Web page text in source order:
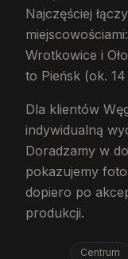
Najczęściej
Wrotkowice i
to Pieńsk (ok.
Dla klientów
indywidualną
Doradzamy w
pokazujemy
dopiero po
produkcji.
Centrum